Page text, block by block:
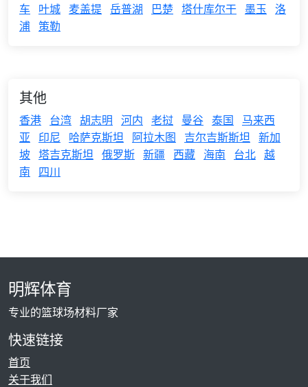
车
叶城 麦盖提 岳普湖 巴楚 塔什库尔干 墨玉 洛
浦 策勒
其他
香港 台湾 胡志明 河内 老挝 曼谷 泰国
马来西
亚
印尼 哈萨克斯坦 阿拉木图 吉尔吉斯斯坦 新加
坡 塔吉克斯坦 俄罗斯 新疆 西藏 海南 台北 越
南
四川
明辉体育
专业的篮球场材料厂家
快速链接
首页
关于我们